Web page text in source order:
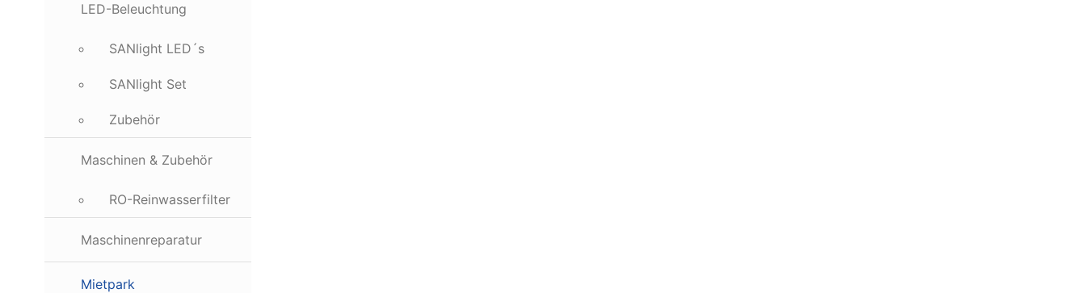
LED-Beleuchtung
SANlight LED´s
SANlight Set
Zubehör
Maschinen & Zubehör
RO-Reinwasserfilter
Maschinenreparatur
Mietpark